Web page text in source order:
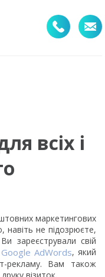
всіх і
маркетингових
навіть не підозрюєте,
зареєстрували свій
AdWords, який
рекламу. Вам також